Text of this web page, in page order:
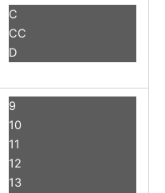
C
CC
D
9
10
11
12
13